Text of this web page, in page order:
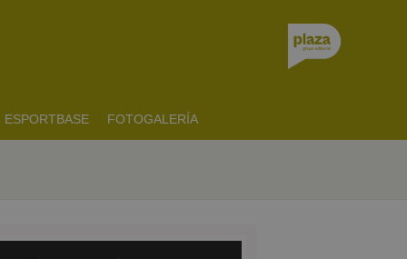
ESPORTBASE FOTOGALERÍA